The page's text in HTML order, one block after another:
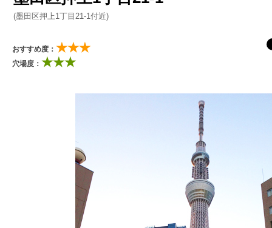
(墨田区押上1丁目21-1付近)
おすすめ度： ★★★
穴場度： ★★★